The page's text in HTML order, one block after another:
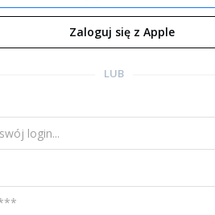
Zaloguj się z Apple
LUB